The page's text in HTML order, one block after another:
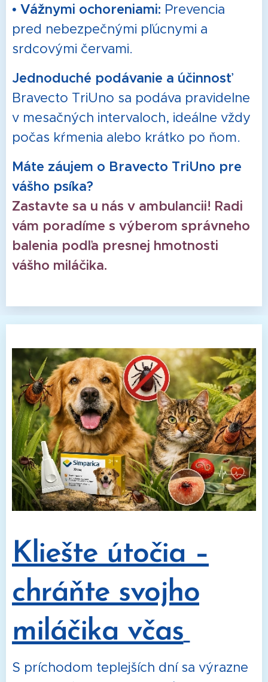
• Vážnymi ochoreniami: Prevencia
pred nebezpečnými pľúcnymi a
srdcovými červami.
Jednoduché podávanie a účinnosť
Bravecto TriUno sa podáva pravidelne
v mesačných intervaloch, ideálne vždy
počas kŕmenia alebo krátko po ňom.
Máte záujem o Bravecto TriUno pre
vášho psíka?
Zastavte sa u nás v ambulancii! Radi
vám poradíme s výberom správneho
balenia podľa presnej hmotnosti
vášho miláčika.
Kliešte útočia –
chráňte svojho
miláčika včas
S príchodom teplejších dní sa výrazne